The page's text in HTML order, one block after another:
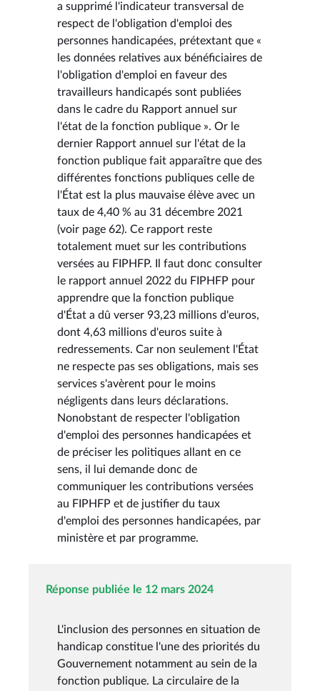
a supprimé l'indicateur transversal de
respect de l'obligation d'emploi des
personnes handicapées, prétextant que «
les données relatives aux bénéficiaires de
l'obligation d'emploi en faveur des
travailleurs handicapés sont publiées
dans le cadre du Rapport annuel sur
l'état de la fonction publique ». Or le
dernier Rapport annuel sur l'état de la
fonction publique fait apparaître que des
différentes fonctions publiques celle de
l'État est la plus mauvaise élève avec un
taux de 4,40 % au 31 décembre 2021
(voir page 62). Ce rapport reste
totalement muet sur les contributions
versées au FIPHFP. Il faut donc consulter
le rapport annuel 2022 du FIPHFP pour
apprendre que la fonction publique
d'État a dû verser 93,23 millions d'euros,
dont 4,63 millions d'euros suite à
redressements. Car non seulement l'État
ne respecte pas ses obligations, mais ses
services s'avèrent pour le moins
négligents dans leurs déclarations.
Nonobstant de respecter l'obligation
d'emploi des personnes handicapées et
de préciser les politiques allant en ce
sens, il lui demande donc de
communiquer les contributions versées
au FIPHFP et de justifier du taux
d'emploi des personnes handicapées, par
ministère et par programme.
Réponse publiée le 12 mars 2024
L'inclusion des personnes en situation de
handicap constitue l'une des priorités du
Gouvernement notamment au sein de la
fonction publique. La circulaire de la